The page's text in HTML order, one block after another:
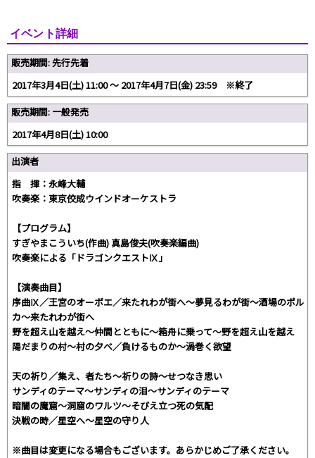
イベント詳細
販売期間: 先行先着
2017年3月4日(土) 11:00 ～ 2017年4月7日(金) 23:59 ※終了
販売期間: 一般発売
2017年4月8日(土) 10:00
出演者
指 揮：永峰大輔
吹奏楽：東京佼成ウインドオーケストラ
【プログラム】
すぎやまこういち(作曲) 真島俊夫(吹奏楽編曲)
吹奏楽による「ドラゴンクエストⅨ」
【演奏曲目】
序曲Ⅸ／王宮のオーボエ／来たれわが街へ～夢見るわが街～酒場のポル
カ～来たれわが街へ
野を超え山を越え～仲間とともに～箱舟に乗って～野を超え山を越え
陽だまりの村～村の夕べ／負けるものか～渦巻く欲望
天の祈り／集え、者たち～祈りの詩～せつなき思い
サンディのテーマ～サンディの泪～サンディのテーマ
暗闇の魔窟～洞窟のワルツ～そびえ立つ死の気配
決戦の時／星空へ～星空の守り人
※曲目は変更になる場合もございます。あらかじめご了承ください。